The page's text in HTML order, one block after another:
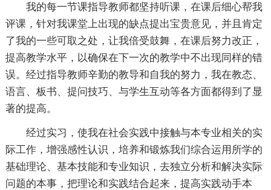
我的每一节课指导教师都坚持听课，在课后细心帮我
评课，针对我课堂上出现的缺点提出宝贵意见，并且肯定
了我的一些可取之处，让我倍受鼓舞，在课后努力改正，
提高教学水平，以确保在下一次的教学中不出现同样的错
误。经过指导教师辛勤的教导和自我的努力，我在教态、
语言、板书、提问技巧、与学生互动等各方面都得到了显
著的提高。
经过实习，使我在社会实践中接触与本专业相关的实
际工作，增强感性认识，培养和锻炼我们综合运用所学的
基础理论、基本技能和专业知识，去独立分析和解决实际
问题的本事，把理论和实践结合起来，提高实践动手本